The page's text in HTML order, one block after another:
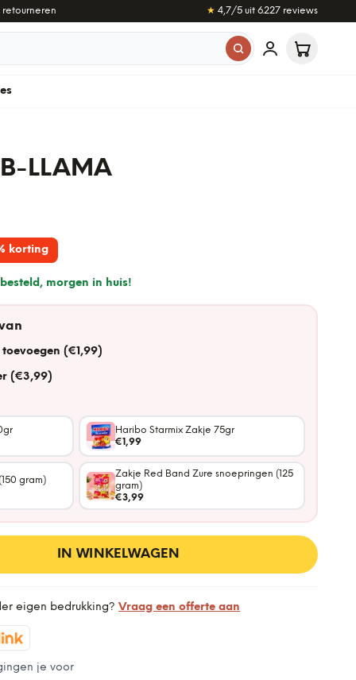
★ 4,7/5 uit 6.227reviews
LLAMA
korting
morgen in huis!
(€1,99)
(€3,99)
Haribo Starmix Zakje 75gr
€1,99
gram)
Zakje Red Band Zure snoepringen (125
gram)
€3,99
IN WINKELWAGEN
eigen bedrukking? Vraag een offerte aan
je voor